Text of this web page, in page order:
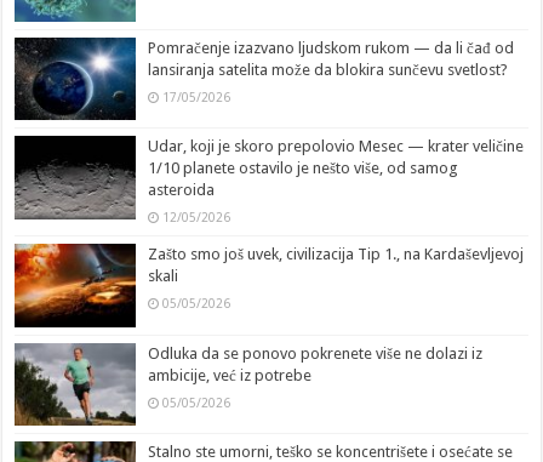
Pomračenje izazvano ljudskom rukom — da li čađ od
lansiranja satelita može da blokira sunčevu svetlost?
17/05/2026
Udar, koji je skoro prepolovio Mesec — krater veličine
1/10 planete ostavilo je nešto više, od samog
asteroida
12/05/2026
Zašto smo još uvek, civilizacija Tip 1., na Kardaševljevoj
skali
05/05/2026
Odluka da se ponovo pokrenete više ne dolazi iz
ambicije, već iz potrebe
05/05/2026
Stalno ste umorni, teško se koncentrišete i osećate se